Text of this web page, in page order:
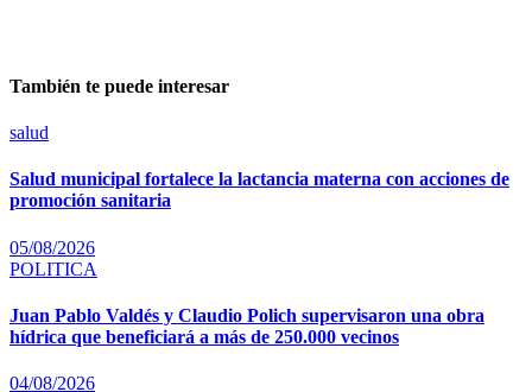
También te puede interesar
salud
Salud municipal fortalece la lactancia materna con acciones de
promoción sanitaria
05/08/2026
POLITICA
Juan Pablo Valdés y Claudio Polich supervisaron una obra
hídrica que beneficiará a más de 250.000 vecinos
04/08/2026